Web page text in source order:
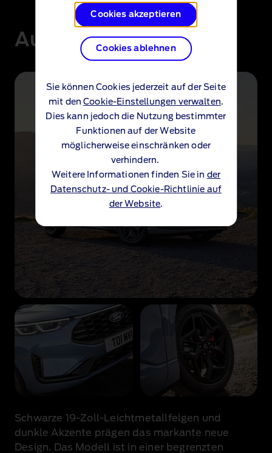
Cookies akzeptieren
Cookies ablehnen
Sie können Cookies jederzeit auf der Seite
mit denCookie-Einstellungen verwalten.
Dies kann jedoch die Nutzung bestimmter
Funktionen auf der Website
möglicherweise einschränken oder
verhindern.
Weitere Informationen finden Sie in der
Datenschutz- und Cookie-Richtlinie auf
der Website.
Außendesign
Schwarze 19‑Zoll‑Leichtmetallfelgen und
dunkle Akzente prägen das markante neue
Design. Das Modell ist in einer begrenzten